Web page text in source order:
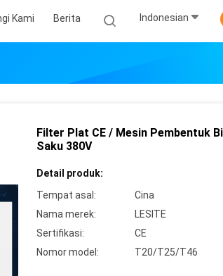
Kami Berita Indonesian
Filter Plat CE / Mesin Pembentuk
Saku 380V
Detail produk:
Tempat asal:
Cina
Nama merek:
LESITE
Sertifikasi:
CE
Nomor model:
T20/T25/T46